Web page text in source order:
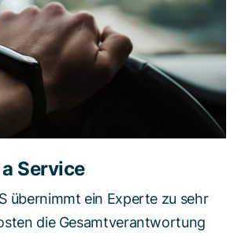
Service
übernimmt ein Experte zu sehr
die Gesamtverantwortung